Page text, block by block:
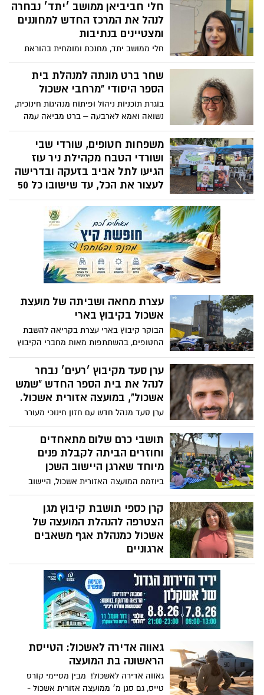
הילדים שאליו פונו משפחות הקיבוץ בליל ה־7
באוקטובר נפתח מחדש אחרי שיפוץ מקיף,
כסמל לתקומה ותקווה.
חלי חביביאן ממושב ׳יתד׳ נבחרה
לנהל את המרכז החדש למחוננים
ומצטיינים בנתיבות
חלי ממושב יתד, מחנכת ומומחית בהוראת
מחוננים ומצטיינים, נבחרה להוביל את מרכז
המחוננים והמצטיינים בנתיבות, מתוך חזון
לשלב מצוינות אקדמית עם טיפוח רגשי
שחר ברט מונתה למנהלת בית
הספר היסודי "מרחבי אשכול
בוגרת תוכניות ניהול ופיתוח מנהיגות חינוכית,
נשואה ואמא לארבעה – ברט מביאה עמה
ניסיון עשיר בחינוך היסודי ורצון להוביל
קהילה חינוכית מקצועית ומחוברת
משפחות חטופים, שורדי שבי
ושורדי הטבח מקהילת ניר עוז
הגיעו לתל אביב בזעקה ובדרישה
לעצור את הכל, עד שישובו כל 50
החטופים, בהם תשעה מהקיבוץ!
מאהל המחאה של הקהילה הוקם בפינת
הרחובות קפלן/ דה וינצ׳י - באזור הכניסה
כל היום.
עצרת מחאה ושביתה של מועצת
אשכול בקיבוץ בארי
הבוקר קיבוץ בארי עצרת בקריאה להשבת
החטופים, בהשתתפות מאות מחברי הקיבוץ
ותושבי מועצת אשכול והסביבה ובה ישאו
דברים בני משפחות החטופים מבארי, ניר עוז
וניר יצחק. עצרת זו נערכת כחלק מהשביתה
כללית ואירועי מחאה ברחבי הארץ. בסיום,
תצע צעדת מחאה לצומת בארי.
ערן סעד מקיבוץ ׳רעים׳ נבחר
לנהל את בית הספר החדש "שמש
אשכול", במועצה אזורית אשכול.
ערן סעד מנהל חדש עם חזון חינוכי מעורר
השראה, מספר על דרכו תפיסתו החינוכית
והחלומות שהוא מבקש להגשים בבית הספר
החדש באשכול
תושבי כרם שלום מתאחדים
וחוזרים הביתה לקבלת פנים
מיוחד שארגן היישוב השכן
ביוזמת המועצה האזורית אשכול, היישוב
צוחר אימץ את כרם שלום וארגן אירוע חזרה
הביתה מיוחד לתושבים, שמתאחדים
לראשונה עם חבריהם ושכניהם למועצה,
לראשונה מאז הסרת המניעים הבטחוניים.
קרן כספי תושבת קיבוץ מגן
הצטרפה להנהלת המועצה של
אשכול כמנהלת אגף משאבים
ארגוניים
קרן כספי מקיבוץ מגן הצטרפה לאחרונה
לצוות הנהלת המועצה בתפקיד מנהלת אגף
משאבים ארגוניים, ומביאה עמה ניסיון מקצועי
עשיר ורב-תחומי.
גאווה אדירה לאשכול: הטייסת
הראשונה בת המועצה
גאווה אדירה לאשכול! מבין מסיימי קורס
טייס, גם סגן מ׳ ממועצה אזורית אשכול -